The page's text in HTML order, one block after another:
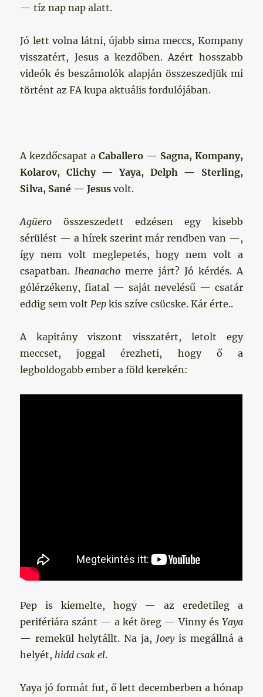
— tíz nap nap alatt.
Jó lett volna látni, újabb sima meccs, Kompany
visszatért, Jesus a kezdőben. Azért hosszabb
videók és beszámolók alapján összeszedjük mi
történt az FA kupa aktuális fordulójában.
A kezdőcsapat a Caballero — Sagna, Kompany,
Kolarov, Clichy — Yaya, Delph — Sterling,
Silva, Sané — Jesus volt.
Agüero összeszedett edzésen egy kisebb
sérülést — a hírek szerint már rendben van —,
így nem volt meglepetés, hogy nem volt a
csapatban. Iheanacho merre járt? Jó kérdés. A
gólérzékeny, fiatal — saját nevelésű — csatár
eddig sem voltPep kis szíve csücske. Kár érte..
A kapitány viszont visszatért, letolt egy
meccset, joggal érezheti, hogy ő a
legboldogabb ember a föld kerekén:
Pep is kiemelte, hogy — az eredetileg a
perifériára szánt — a két öreg — Vinny és Yaya
— remekül helytállt. Na ja, Joeyis megállná a
helyét, hidd csak el.
Yaya jó formát fut, ő lett decemberben a hónap